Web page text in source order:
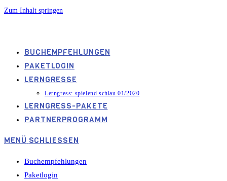
Zum Inhalt springen
BUCHEMPFEHLUNGEN
PAKETLOGIN
LERNGRESSE
Lerngress: spielend schlau 01/2020
LERNGRESS-PAKETE
PARTNERPROGRAMM
MENÜ SCHLIESSEN
Buchempfehlungen
Paketlogin